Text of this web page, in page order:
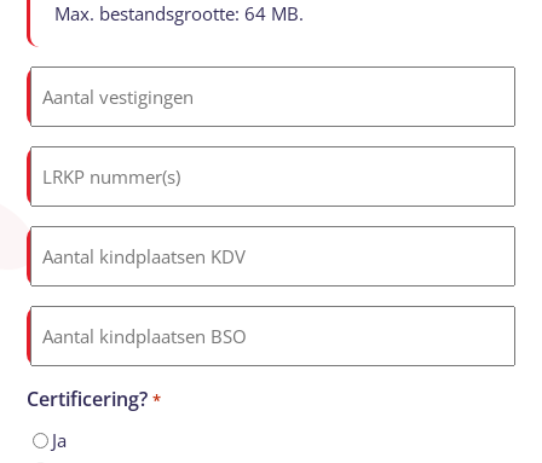
Max. bestandsgrootte: 64 MB.
Aantal
vestigingen
LRKP
nummer(s)
Aantal
kindplaatsen
KDV
Aantal
kindplaatsen
BSO
*
Certificering? *
Ja